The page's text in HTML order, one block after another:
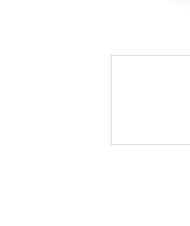
Pôvodne: